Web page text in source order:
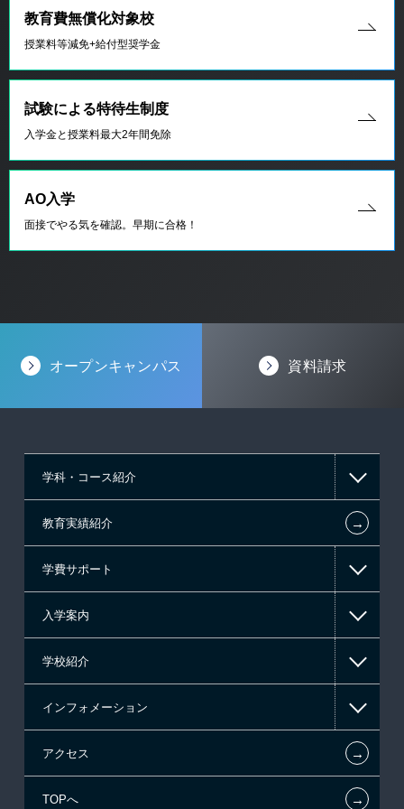
教育費無償化対象校
授業料等減免+給付型奨学金
試験による特待生制度
入学金と授業料最大2年間免除
AO入学
面接でやる気を確認。早期に合格！
オープンキャンパス 資料請求
学科・コース紹介
情報IT系
ゲーム系
教育実績紹介 ←
学費サポート
高等教育の修学支援新制度
日本学生支援機構の奨学金
国の教育ローン
提携教育ローン
新聞奨学生
入学案内
一般入学
AO入学
指定校推薦入学
指定校自己推薦入学
学校紹介
在校生からあなたへ
夢を叶えた先輩たち
施設・研修所
インフォメーション
お知らせ・新着情報
在校生へのお知らせ
アクセス ←
TOPへ ←